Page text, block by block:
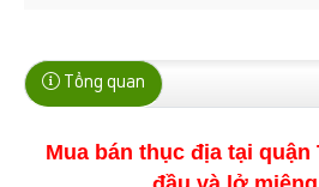
Tổng quan
Mua bán thục địa tại quận